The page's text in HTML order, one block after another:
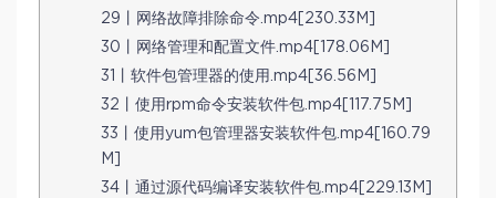
29丨网络故障排除命令.mp4[230.33M]
30丨网络管理和配置文件.mp4[178.06M]
31丨软件包管理器的使用.mp4[36.56M]
32丨使用rpm命令安装软件包.mp4[117.75M]
33丨使用yum包管理器安装软件包.mp4[160.79
M]
34丨通过源代码编译安装软件包.mp4[229.13M]